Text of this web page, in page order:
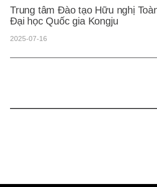
Trung tâm Đào tạo Hữu nghị
Đại học Quốc gia Kongju
2025-07-16